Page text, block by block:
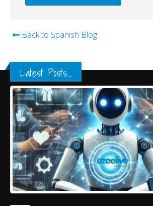
Back to Spanish Blog
Latest Posts...